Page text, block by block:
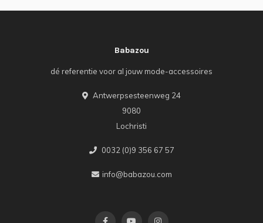
Babazou
dé referentie voor al jouw mode-accessoires
Antwerpsesteenweg 24
9080
Lochristi
0032 (0)9 356 67 57
info@babazou.com